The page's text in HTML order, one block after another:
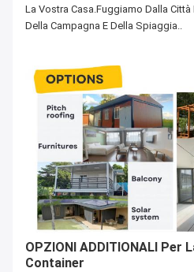
La Vostra Casa.Fuggiamo Dalla
Della Campagna E Della Spiaggia..
OPZIONI ADDITIONALI Per
Container